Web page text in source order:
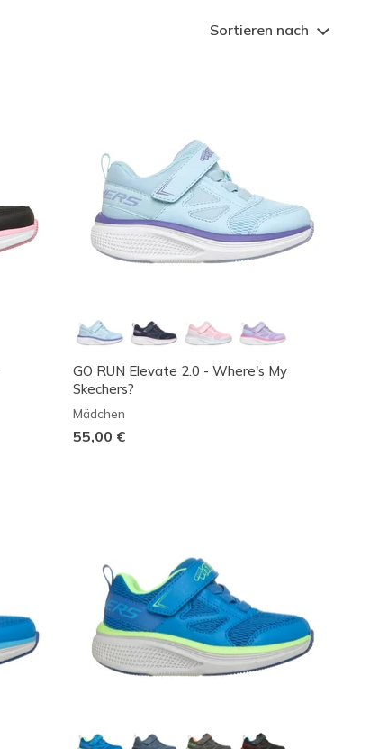
Sortieren nach
GO RUN Elevate 2.0 - Where's My
Skechers?
Mädchen
55,00 €